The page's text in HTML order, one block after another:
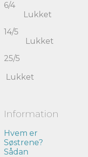
6/4
Lukket
14/5
Lukket
25/5
Lukket
Information
Hvem er
Søstrene?
Sådan